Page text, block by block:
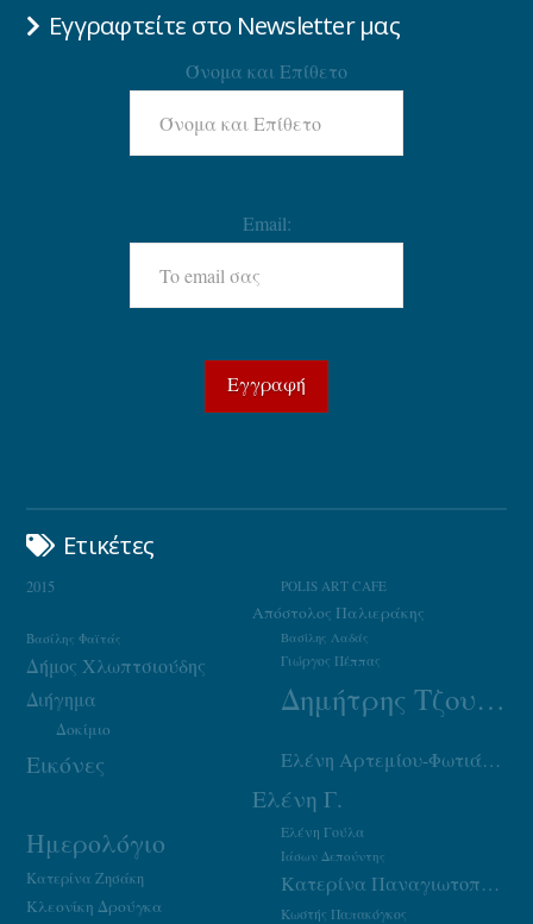
Εγγραφτείτε στο Newsletter μας
Όνομα και Επίθετο
Email:
Ετικέτες
2015 POLIS ART CAFE
Απόστολος Παλιεράκης
Βασίλης Λαδάς
Βασίλης Φαϊτάς
Γιώργος Πέππας
Δήμος Χλωπτσιούδης
Δημήτρης Τζουμάκας
Διήγημα
Δοκίμιο
Εικόνες Ελένη Αρτεμίου-Φωτιάδου
Ελένη Γ.
Ελένη Γούλα
Ημερολόγιο Ιάσων Δεπούντης
Κατερίνα Ζησάκη Κατερίνα Παναγιωτοπούλου
Κλεονίκη Δρούγκα Κωστής Παπακόγκος